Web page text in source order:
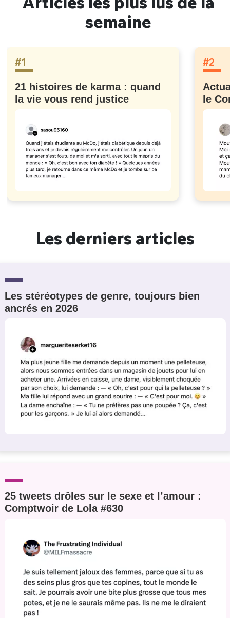
semaine
#1
21 histoires de karma : quand
la vie vous rend justice
#2
le
Les derniers articles
Les stéréotypes de genre, toujours bien
ancrés en 2026
25 tweets drôles sur le sexe et l’amour :
Comptwoir de Lola #630